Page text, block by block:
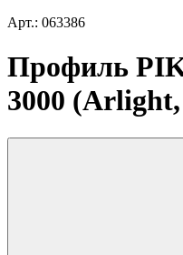
Арт.: 063386
Профиль
3000